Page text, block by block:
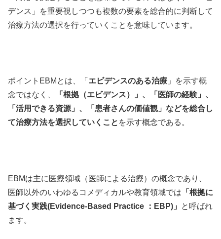
デンス」を重要視しつつも複数の要素を総合的に判断して
治療方法の選択を行っていくことを意味しています。
ポイント EBMとは、「 エビデンスのある治療 」を示す概
念ではなく、
「根拠（エビデンス）」、「医師の経験」、
「活用できる資源」、「患者さんの価値観」などを総合し
て治療方法を選択していくこと を示す概念である。
EBMは主に医療領域（医師による治療）の概念であり、
医師以外のいわゆるコメディカルや教育領域では 「根拠に
基づく実践(Evidence-Based Practice ：EBP)」
と呼ばれ
ます。